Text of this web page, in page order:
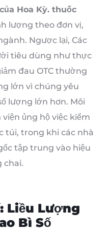
Hoa Kỳ. thuốc
lượng theo đơn vị,
Ngược lại, Các
tiêu dùng như thực
đau OTC thường
lớn vì chúng yêu
lượng lớn hơn. Môi
ủng hộ việc kiểm
túi, trong khi các nhà
tập trung vào hiệu
chai.
Liều Lượng
Bì Số